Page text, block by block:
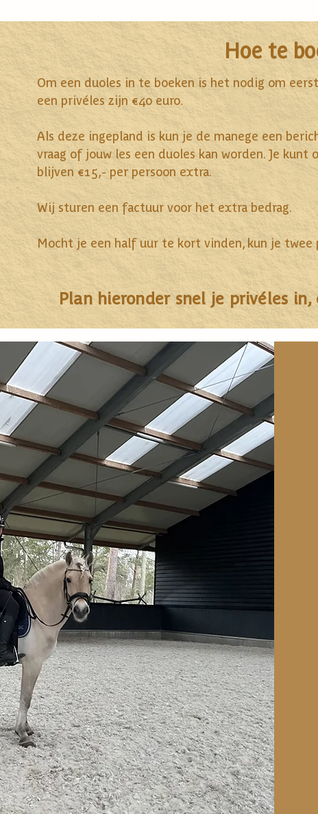
Om een duoles in te boeken is het nodig om
een privéles zijn €40 euro.
Als deze ingepland is kun je de manege een
vraag of jouw les een duoles kan worden. Je
blijven €15,- per persoon extra.
Wij sturen een factuur voor het extra bedrag.
Mocht je een half uur te kort vinden, kun je twee
Hoe te
Plan hieronder snel je privéles